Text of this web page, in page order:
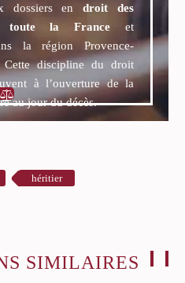
dossiers endroit des
toute la France et
la région Provence-
Cette discipline du droit
à l’ouverture de la
au jour du décès.

héritier
SIMILAIRES